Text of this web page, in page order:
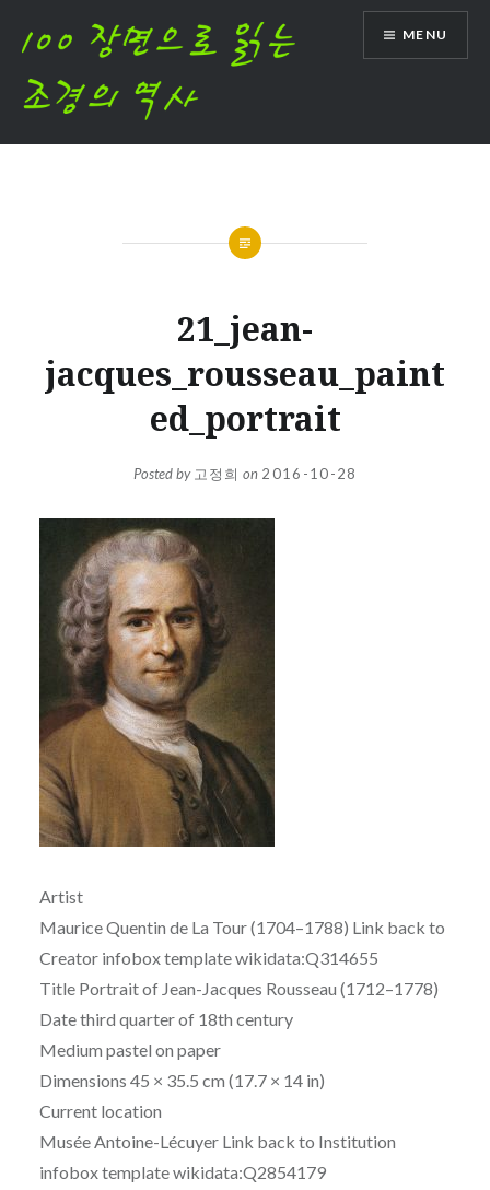
MENU
21_jean-
jacques_rousseau_paint
ed_portrait
Posted by 고정희 on 2016-10-28
Artist
Maurice Quentin de La Tour (1704–1788) Link back to
Creator infobox template wikidata:Q314655
Title Portrait of Jean-Jacques Rousseau (1712–1778)
Date third quarter of 18th century
Medium pastel on paper
Dimensions 45 × 35.5 cm (17.7 × 14 in)
Current location
Musée Antoine-Lécuyer Link back to Institution
infobox template wikidata:Q2854179